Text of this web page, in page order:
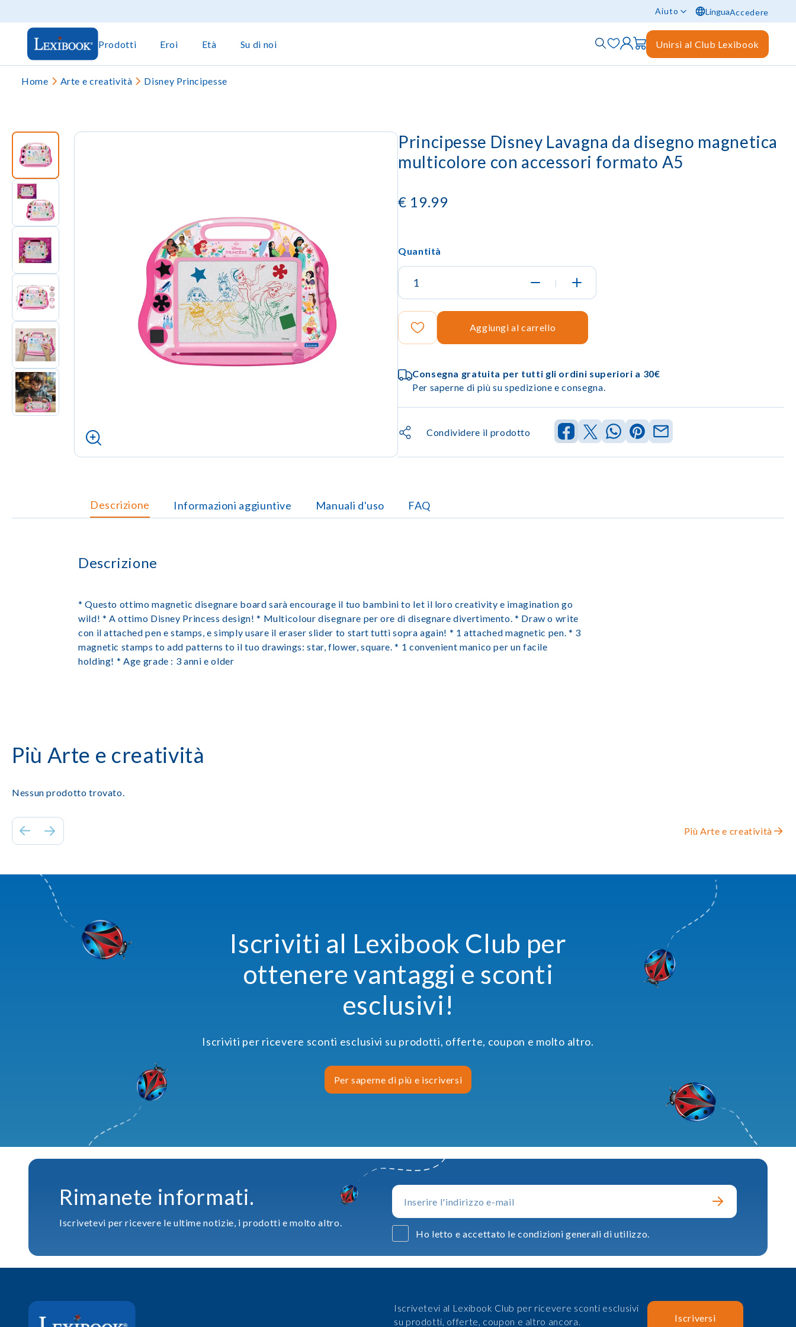
Aiuto LinguaAccedere
Prodotti Eroi Età Su di noi Unirsi al Club Lexibook
Home Arte e creatività Disney Principesse
Principesse Disney Lavagna da disegno magnetica
multicolore con accessori formato A5
€ 19.99
Quantità
|
Aggiungi al carrello
Consegna gratuita per tutti gli ordini superiori a 30€
Per saperne di più su spedizione e consegna.
Condividere il prodotto
Descrizione Informazioni aggiuntive Manuali d'uso FAQ
Descrizione
* Questo ottimo magnetic disegnare board sarà encourage il tuo bambini to let il loro creativity e imagination go
wild! * A ottimo Disney Princess design! * Multicolour disegnare per ore di disegnare divertimento. * Draw o write
con il attached pen e stamps, e simply usare il eraser slider to start tutti sopra again! * 1 attached magnetic pen. * 3
magnetic stamps to add patterns to il tuo drawings: star, flower, square. * 1 convenient manico per un facile
holding! * Age grade : 3 anni e older
Più Arte e creatività
Nessun prodotto trovato.
Più Arte e creatività
Iscriviti al Lexibook Club per
ottenere vantaggi e sconti
esclusivi!
Iscriviti per ricevere sconti esclusivi su prodotti, offerte, coupon e molto altro.
Per saperne di più e iscriversi
Rimanete informati.
Iscrivetevi per ricevere le ultime notizie, i prodotti e molto altro.
Ho letto e accettato le condizioni generali di utilizzo.
Iscrivetevi al Lexibook Club per ricevere sconti esclusivi
su prodotti, offerte, coupon e altro ancora.
Iscriversi